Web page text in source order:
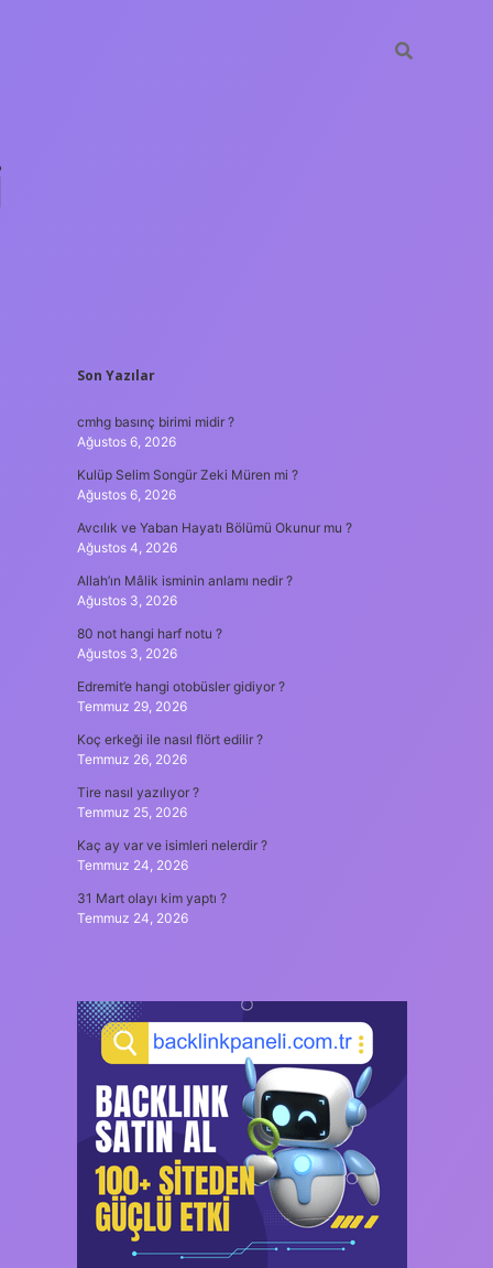
SIDEBAR
Son Yazılar
cmhg basınç birimi midir ?
Ağustos 6, 2026
Kulüp Selim Songür Zeki Müren mi ?
Ağustos 6, 2026
Avcılık ve Yaban Hayatı Bölümü Okunur mu ?
Ağustos 4, 2026
Allah’ın Mâlik isminin anlamı nedir ?
Ağustos 3, 2026
80 not hangi harf notu ?
Ağustos 3, 2026
Edremit’e hangi otobüsler gidiyor ?
Temmuz 29, 2026
Koç erkeği ile nasıl flört edilir ?
Temmuz 26, 2026
Tire nasıl yazılıyor ?
Temmuz 25, 2026
Kaç ay var ve isimleri nelerdir ?
Temmuz 24, 2026
31 Mart olayı kim yaptı ?
Temmuz 24, 2026